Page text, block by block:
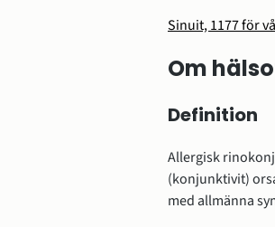
Sinuit, 1177 för
Om
Definition
Allergisk
(konjunktivit)
med allmänna